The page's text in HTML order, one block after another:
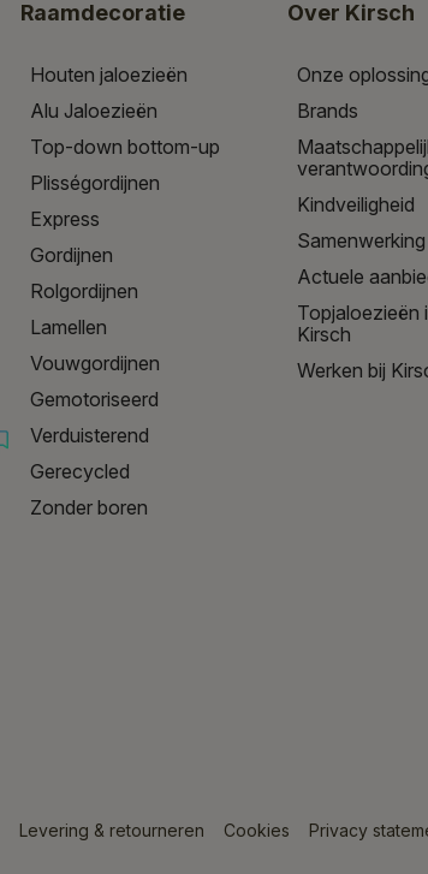
Raamdecoratie
Houten jaloezieën
Alu Jaloezieën
Top-down bottom-up
Plisségordijnen
Express
Gordijnen
Rolgordijnen
Lamellen
Vouwgordijnen
Gemotoriseerd
Verduisterend
Gerecycled
Zonder boren
Over Kirsch
Onze
Brands
Kindveiligheid
Samenwerking
Actuele
Topjaloezieën
Kirsch
Werken bij
Levering & retourneren Cookies Privacy